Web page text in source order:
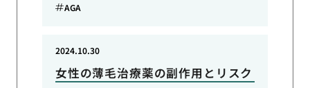
AGA
女性の薄毛治療薬の副作用とリスク
2024.10.30